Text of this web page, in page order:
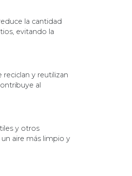
la cantidad
evitando la
y reutilizan
al
y otros
aire más limpio y